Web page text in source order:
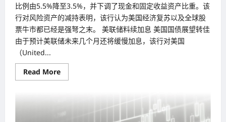
比例由5.5%降至3.5%，并下调了现金和固定收益资产比重。该
行对风险资产的减持表明，该行认为美国经济复苏以及全球股
票牛市都已经是强弩之末。 美联储料续加息 美国国债展望转佳
由于预计美联储未来几个月还将缓慢加息，该行对美国
（United...
Read MoreRead
more